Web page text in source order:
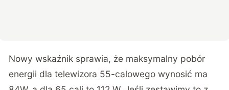
Nowy wskaźnik sprawia, że maksymalny pobór
energii dla telewizora 55-calowego wynosić ma